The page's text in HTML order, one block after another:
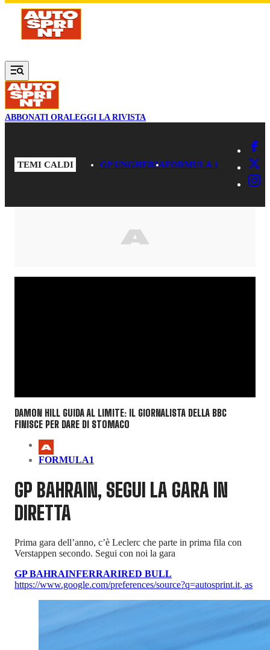
Vai al contenuto principale
ABBONATI ORALEGGI LA RIVISTA
TEMI CALDI GP UNGHERIAFORMULA 1
DAMON HILL GUIDA AL LIMITE: IL GIORNALISTA DELLA BBC
FINISCE PER DARE DI STOMACO
FORMULA1
GP BAHRAIN, SEGUI LA GARA IN
DIRETTA
Prima gara dell’anno, c’è Leclerc che parte in prima fila con
Verstappen secondo. Segui con noi la gara
GP BAHRAINFERRARIRED BULL
https://www.google.com/preferences/source?q=autosprint.it, as